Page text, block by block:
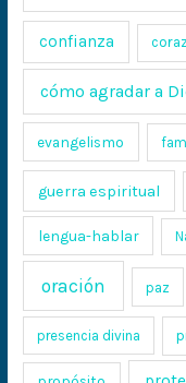
confianza
cómo agradar a
evangelismo
guerra espiritual
lengua-hablar
oración paz
presencia divina